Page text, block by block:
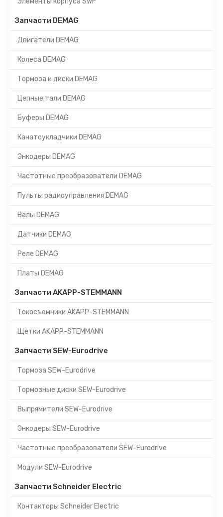
Запчасти DEMAG
Двигатели DEMAG
Колеса DEMAG
Тормоза и диски DEMAG
Цепные тали DEMAG
Буферы DEMAG
Канатоукладчики DEMAG
Энкодеры DEMAG
Частотные преобразователи DEMAG
Пульты радиоуправления DEMAG
Валы DEMAG
Датчики DEMAG
Реле DEMAG
Платы DEMAG
Запчасти AKAPP-STEMMANN
Токосъемники AKAPP-STEMMANN
Щетки AKAPP-STEMMANN
Запчасти SEW-Eurodrive
Тормоза SEW-Eurodrive
Тормозные диски SEW-Eurodrive
Выпрямители SEW-Eurodrive
Энкодеры SEW-Eurodrive
Частотные преобразователи SEW-Eurodrive
Модули SEW-Eurodrive
Запчасти Schneider Electric
Контакторы Schneider Electric